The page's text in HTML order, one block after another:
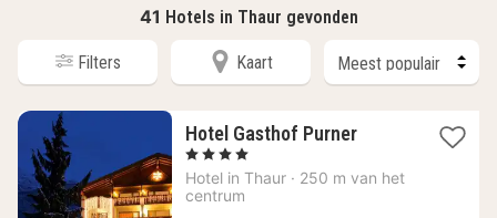
41 Hotels in Thaur gevonden
Filters Kaart
Hotel Gasthof Purner1
vanaf
, 4 Sterren
Hotel in Thaur · 250 m van het
centrum